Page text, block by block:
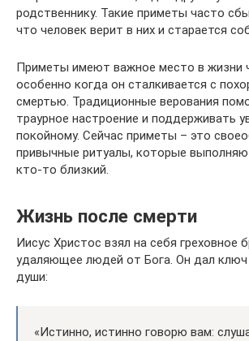
родственнику. Такие приметы часто
что человек верит в них и старается
Приметы имеют важное место в жизни
особенно когда он сталкивается с
смертью. Традиционные верования
траурное настроение и поддерживать
покойному. Сейчас приметы – это
привычные ритуалы, которые
кто-то близкий.
Жизнь после смерти
Иисус Христос взял на себя греховное
удаляющее людей от Бога. Он дал
души:
«Истинно, истинно говорю вам: